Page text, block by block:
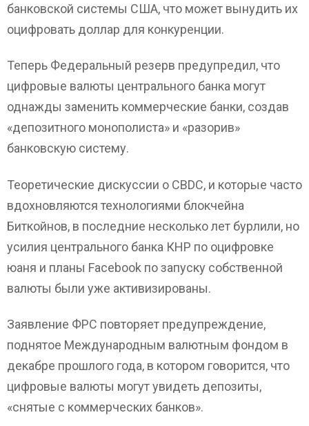
банковской системы США, что может вынудить их
оцифровать доллар для конкуренции.
Теперь Федеральный резерв предупредил, что
цифровые валюты центрального банка могут
однажды заменить коммерческие банки, создав
«депозитного монополиста» и «разорив»
банковскую систему.
Теоретические дискуссии о CBDC, и которые часто
вдохновляются технологиями блокчейна
Биткойнов, в последние несколько лет бурлили, но
усилия центрального банка КНР по оцифровке
юаня и планы Facebook по запуску собственной
валюты были уже активизированы.
Заявление ФРС повторяет предупреждение,
поднятое Международным валютным фондом в
декабре прошлого года, в котором говорится, что
цифровые валюты могут увидеть депозиты,
«снятые с коммерческих банков».